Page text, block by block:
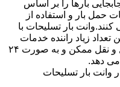
بارها را بر اساس
حمل بار و استفاده از
بار تسلیحات با
زیاد راننده خدمات
خود را با مناسب ترین تعرفه نرخ حمل و نقل ممکن و به صورت ۲۴
دهد.
بار تسلیحات